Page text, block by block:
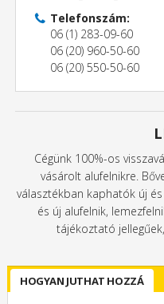
Telefonszám:
06 (1) 283-09-60
06 (20) 960-50-60
06 (20) 550-50-60
Cégünk 100%-os
vásárolt alufelnikre.
választékban kaphatók új
és új alufelnik,
tájékoztató
HOGYAN JUTHAT HOZZÁ